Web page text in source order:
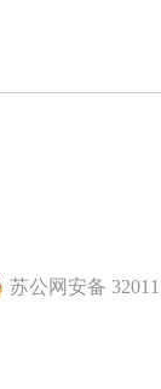
苏公网安备